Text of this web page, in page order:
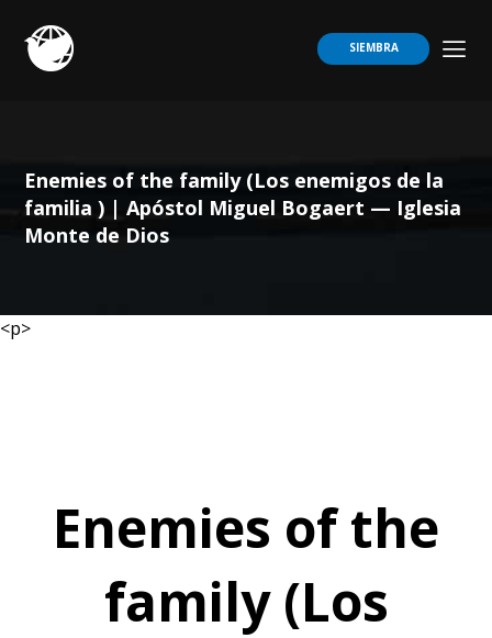
SIEMBRA
Enemies of the family (Los enemigos de la
familia ) | Apóstol Miguel Bogaert — Iglesia
Monte de Dios
<p>
Enemies of the
family (Los